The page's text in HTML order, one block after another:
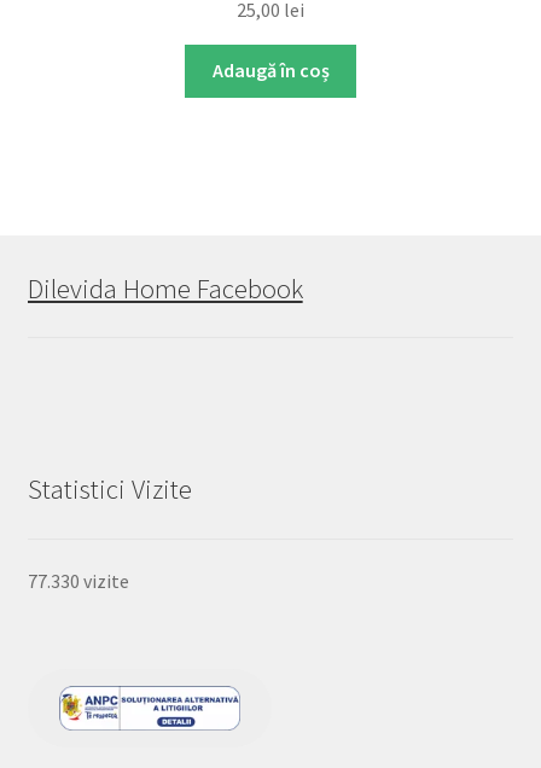
25,00 lei
Adaugă în coș
Dilevida Home Facebook
Statistici Vizite
77.330 vizite